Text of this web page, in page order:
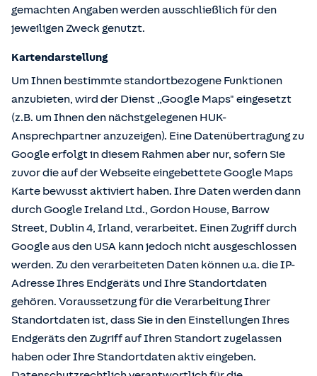
gemachten Angaben werden ausschließlich für den
jeweiligen Zweck genutzt.
Kartendarstellung
Um Ihnen bestimmte standortbezogene Funktionen
anzubieten, wird der Dienst „Google Maps" eingesetzt
(z.B. um Ihnen den nächstgelegenen HUK-
Ansprechpartner anzuzeigen). Eine Datenübertragung zu
Google erfolgt in diesem Rahmen aber nur, sofern Sie
zuvor die auf der Webseite eingebettete Google Maps
Karte bewusst aktiviert haben. Ihre Daten werden dann
durch Google Ireland Ltd., Gordon House, Barrow
Street, Dublin 4, Irland, verarbeitet. Einen Zugriff durch
Google aus den USA kann jedoch nicht ausgeschlossen
werden. Zu den verarbeiteten Daten können u.a. die IP-
Adresse Ihres Endgeräts und Ihre Standortdaten
gehören. Voraussetzung für die Verarbeitung Ihrer
Standortdaten ist, dass Sie in den Einstellungen Ihres
Endgeräts den Zugriff auf Ihren Standort zugelassen
haben oder Ihre Standortdaten aktiv eingeben.